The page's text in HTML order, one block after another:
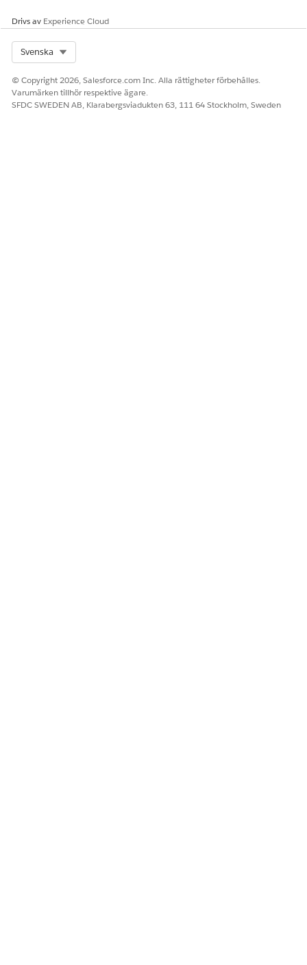
för att använda fakturering i Revenue Cloud
Välj standardfakturering, skattebehandling och juridisk
person
Konfigurera funktioner för finansredovisning
Drivs av Experience Cloud
Svenska
© Copyright 2026, Salesforce.com Inc. Alla rättigheter förbehålles.
Varumärken tillhör respektive ägare.
SFDC SWEDEN AB, Klarabergsviadukten 63, 111 64 Stockholm, Sweden